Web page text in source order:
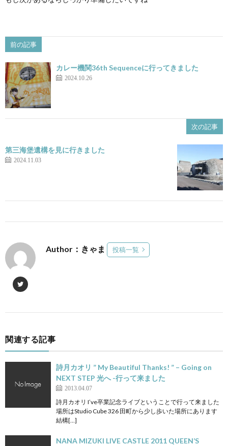
前の記事
カレー機関36th Sequenceに行ってきました
2024.10.26
次の記事
第三海堡遺構を見に行きました
2024.11.03
Author：きゃま 投稿一覧
関連する記事
詩月カオリ ” My Beautiful Thanks! ” – Going on
NEXT STEP 光へ -行って来ました
2013.04.07
詩月カオリ I’ve卒業記念ライブということで行って来ました
場所はStudio Cube 326 田町から少し歩いた場所にあります
結構[…]
NANA MIZUKI LIVE CASTLE 2011 QUEEN’S